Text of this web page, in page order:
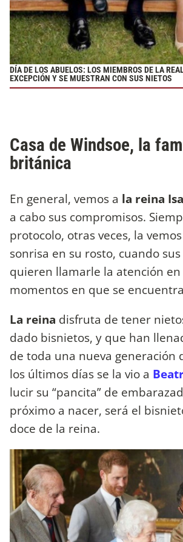
DÍA DE LOS ABUELOS: LOS MIEMBROS DE LA
EXCEPCIÓN Y SE MUESTRAN CON SUS NIETOS
Casa de Windsoe, la
británica
En general, vemos a la reina
a cabo sus compromisos.
protocolo, otras veces, la
sonrisa en su rosto, cuando
quieren llamarle la atención en
momentos en que se
La reina disfruta de tener
dado bisnietos, y que han
de toda una nueva generación
los últimos días se la vio a
lucir su “pancita” de
próximo a nacer, será el
doce de la reina.